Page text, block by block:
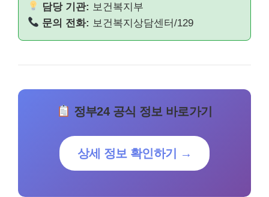
담당 기관: 보건복지부
문의 전화: 보건복지상담센터/129
정부24 공식 정보 바로가기
상세 정보 확인하기 →